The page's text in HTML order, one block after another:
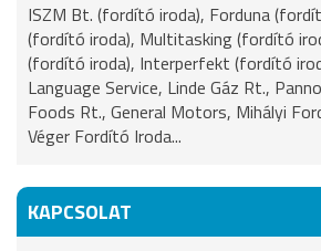
ISZM Bt. (fordító iroda), Forduna
(fordító iroda), Multitasking (fordító
(fordító iroda), Interperfekt (fordító
Language Service, Linde Gáz Rt.,
Foods Rt., General Motors, Mihályi
Véger Fordító Iroda...
KAPCSOLAT